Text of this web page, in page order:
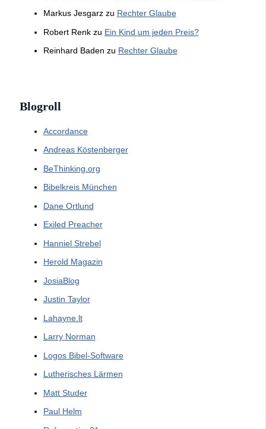
Markus Jesgarzzu Rechter Glaube
Robert Renkzu Ein Kind um jeden Preis?
Reinhard Baden zu Rechter Glaube
Blogroll
Accordance
Andreas Köstenberger
BeThinking.org
Bibelkreis München
Dane Ortlund
Exiled Preacher
Hanniel Strebel
Herold Magazin
JosiaBlog
Justin Taylor
Lahayne.lt
Larry Norman
Logos Bibel-Software
Lutherisches Lärmen
Matt Studer
Paul Helm